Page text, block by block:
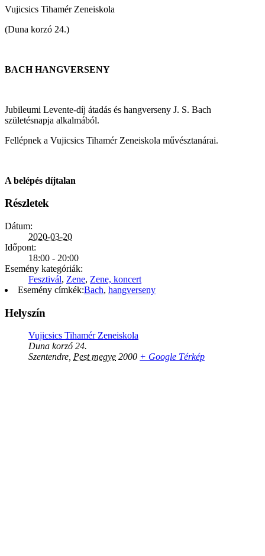
Vujicsics Tihamér Zeneiskola
(Duna korzó 24.)
BACH HANGVERSENY
Jubileumi Levente-díj átadás és hangverseny J. S. Bach
születésnapja alkalmából.
Fellépnek a Vujicsics Tihamér Zeneiskola művésztanárai.
A belépés díjtalan
Részletek
Dátum:
2020-03-20
Időpont:
18:00 - 20:00
Esemény kategóriák:
Fesztivál, Zene, Zene, koncert
Esemény címkék:Bach, hangverseny
Helyszín
Vujicsics Tihamér Zeneiskola
Duna korzó 24.
Szentendre, Pest megye 2000 + Google Térkép